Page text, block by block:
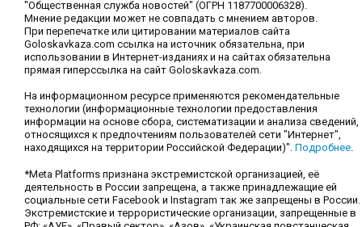
"Общественная служба новостей" (ОГРН 1187700006328).
Мнение редакции может не совпадать с мнением авторов.
При перепечатке или цитировании материалов сайта
Goloskavkaza.com ссылка на источник обязательна, при
использовании в Интернет-изданиях и на сайтах обязательна
прямая гиперссылка на сайт Goloskavkaza.com.
На информационном ресурсе применяются рекомендательные
технологии (информационные технологии предоставления
информации на основе сбора, систематизации и анализа сведений,
относящихся к предпочтениям пользователей сети "Интернет",
находящихся на территории Российской Федерации)". Подробнее.
*Meta Platforms признана экстремистской организацией, её
деятельность в России запрещена, а также принадлежащие ей
социальные сети Facebook и Instagram так же запрещены в России.
Экстремистские и террористические организации, запрещенные в